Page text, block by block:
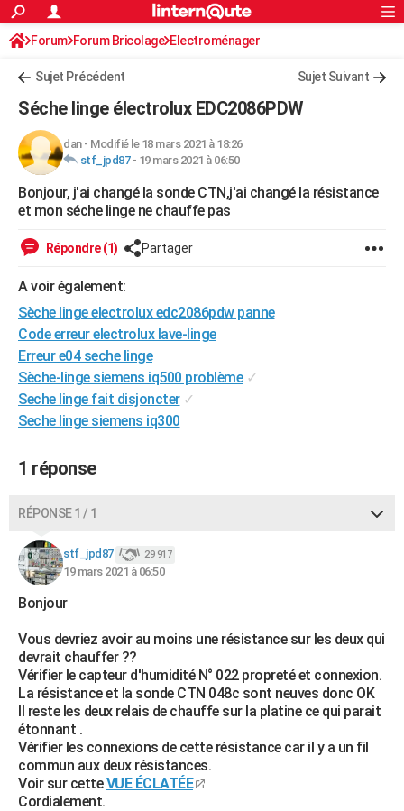
ACTUALITÉS
Politique
Société
Faits Divers
Education
Monde
Villes
+
FINANCE
Retraite
Impôts
Epargne
Immobilier
Risques naturels par ville
Banque
Assurance
Crédit
AUTO
Essais
Réserver un essai
Citadines
Berlines
SUV
Forum auto
+HIGH-TECH
Mobiles
Meilleur smartphone
Internet
Ordinateurs
Jeux vidéo
Guide high-tech
BRICOLAGE
WEEK-END
Guides de France
Escapades
Patrimoine
Expositions
Musées
Week-end nature
+LIFESTYLE
Art de vivre
Bien-être
Loisirs
ModeModes de vie
SANTE
Alimentation
Guide de la santé
Maladies
Médicaments
Sommeil
Destinations
City break
Voyage nature
Voyage de noces
Forum
Climat
+PHOTO
GUIDES D'ACHAT
Carte de Noël
Carte Bonne année
Carte Saint-Valentin
Carte Pâques
Carte d'anniversaire
DICTIONNAIRE
Dictionnaire
Biographies
Citations
Expressions
Proverbes
PROGRAMME TV
COPAINS D'AVANT
S'inscrire
Se connecter
Lycées
Collèges
Primaires
Universités
Entreprises
Service militaire
Avis de recherche
AVIS DE DÉCÈS
FORUM
Bricolage
Lifestyle
Culture
Sport
Auto
Television
Voyage
Cinema
S'inscrire
Connexion
Forum Forum Bricolage Electroménager
Sujet Précédent Sujet Suivant
Séche linge électrolux EDC2086PDW
dan- Modifié le 18 mars 2021 à 18:26
stf_jpd87- 19 mars 2021 à 06:50
Bonjour, j'ai changé la sonde CTN,j'ai changé la résistance
et mon séche linge ne chauffe pas
Répondre (1) Partager
A voir également:
Sèche linge electrolux edc2086pdw panne
Code erreur electrolux lave-linge
Erreur e04 seche linge
Sèche-linge siemens iq500 problème ✓
Seche linge fait disjoncter ✓
Seche linge siemens iq300
1 réponse
RÉPONSE 1 / 1
stf_jpd87 29 917
19 mars 2021 à 06:50
Bonjour
Vous devriez avoir au moins une résistance sur les deux qui
devrait chauffer ??
Vérifier le capteur d'humidité N° 022 propreté et connexion.
La résistance et la sonde CTN 048c sont neuves donc OK
Il reste les deux relais de chauffe sur la platine ce qui parait
étonnant .
Vérifier les connexions de cette résistance car il y a un fil
commun aux deux résistances.
Voir sur cetteVUE ÉCLATÉE
Cordialement.